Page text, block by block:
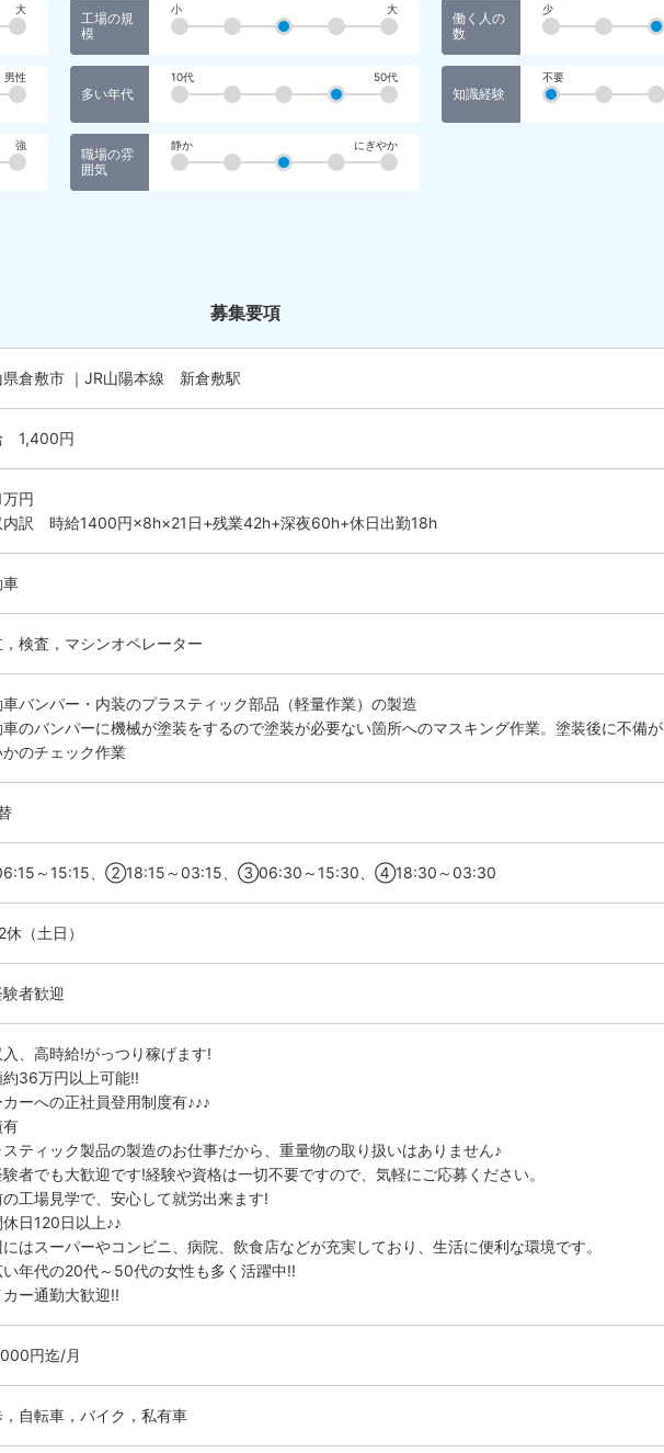
大
工場の規
模
小 大
働く人の
数
少
男性
多い年代
10代 50代
知識経験
不要
強
職場の雰
囲気
静か にぎやか
募集要項
県倉敷市 ｜JR山陽本線 新倉敷駅
1,400円
円
内訳 時給1400円×8h×21日+残業42h+深夜60h+休日出勤18h
車
検査，マシンオペレーター
バンパー・内装のプラスティック部品（軽量作業）の製造
のバンパーに機械が塗装をするので塗装が必要ない箇所へのマスキング作業。塗装後に不備が
のチェック作業
～15:15、②18:15～03:15、③06:30～15:30、④18:30～03:30
（土日）
者歓迎
、高時給!がっつり稼げます!
約36万円以上可能!!
ーへの正社員登用制度有♪♪♪
有
ティック製品の製造のお仕事だから、重量物の取り扱いはありません♪
者でも大歓迎です!経験や資格は一切不要ですので、気軽にご応募ください。
工場見学で、安心して就労出来ます!
日120日以上♪♪
はスーパーやコンビニ、病院、飲食店などが充実しており、生活に便利な環境です。
い年代の20代～50代の女性も多く活躍中!!
ー通勤大歓迎!!
円迄/月
自転車，バイク，私有車